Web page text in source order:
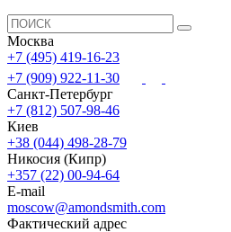
Москва
+7 (495) 419-16-23
+7 (909) 922-11-30
Санкт-Петербург
+7 (812) 507-98-46
Киев
+38 (044) 498-28-79
Никосия (Кипр)
+357 (22) 00-94-64
E-mail
moscow@amondsmith.com
Фактический адрес